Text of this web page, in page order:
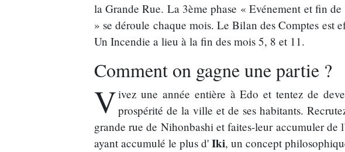
la Grande Rue. La 3ème phase « Evénement et fin
» se déroule chaque mois. Le Bilan des Comptes est
Un Incendie a lieu à la fin des mois 5, 8 et 11.
Comment on gagne une partie ?
Vivez une année entière à Edo et tentez de
prospérité de la ville et de ses habitants.
grande rue de Nihonbashi et faites-leur accumuler de
ayant accumulé le plus d' Iki, un concept